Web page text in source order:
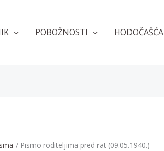
POBOŽNOSTI HODOČAŠĆA
Pismo roditeljima pred rat (09.05.1940.)